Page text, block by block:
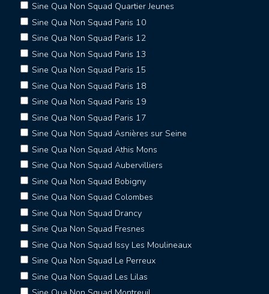
Sine Qua Non Squad Quartier Jeunes
Sine Qua Non Squad Paris 10
Sine Qua Non Squad Paris 12
Sine Qua Non Squad Paris 13
Sine Qua Non Squad Paris 15
Sine Qua Non Squad Paris 18
Sine Qua Non Squad Paris 19
Sine Qua Non Squad Paris 17
Sine Qua Non Squad Asnières sur Seine
Sine Qua Non Squad Athis Mons
Sine Qua Non Squad Aubervilliers
Sine Qua Non Squad Bobigny
Sine Qua Non Squad Colombes
Sine Qua Non Squad Drancy
Sine Qua Non Squad Fresnes
Sine Qua Non Squad Issy Les Moulineaux
Sine Qua Non Squad Le Perreux
Sine Qua Non Squad Les Lilas